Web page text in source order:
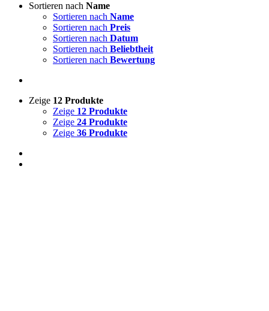
Sortieren nach Name
Sortieren nach Name
Sortieren nach Preis
Sortieren nach Datum
Sortieren nach Beliebtheit
Sortieren nach Bewertung
Zeige 12 Produkte
Zeige 12 Produkte
Zeige 24 Produkte
Zeige 36 Produkte